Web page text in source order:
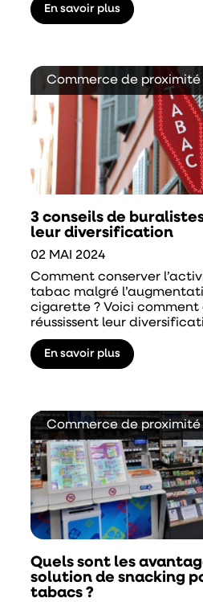
En savoir plus
Commerce de proximité
3 conseils de
leur diversification
02 MAI 2024
Comment conserver
tabac malgré
cigarette ? Voici comment
réussissent leur
En savoir plus
Commerce de proximité
Quels sont les
solution de snacking
tabacs ?